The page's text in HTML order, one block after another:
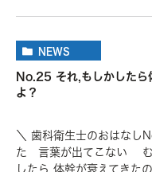
NEWS
No.25 それ,もしかしたら
よ？
＼ 歯科衛生士のおはなし
た 言葉が出てこない む
したら 体幹が衰えてきた